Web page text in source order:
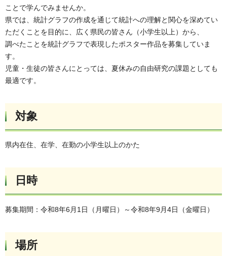
ことで学んでみませんか。
県では、統計グラフの作成を通じて統計への理解と関心を深めてい
ただくことを目的に、広く県民の皆さん（小学生以上）から、
調べたことを統計グラフで表現したポスター作品を募集していま
す。
児童・生徒の皆さんにとっては、夏休みの自由研究の課題としても
最適です。
対象
県内在住、在学、在勤の小学生以上のかた
日時
募集期間：令和8年6月1日（月曜日）～令和8年9月4日（金曜日）
場所